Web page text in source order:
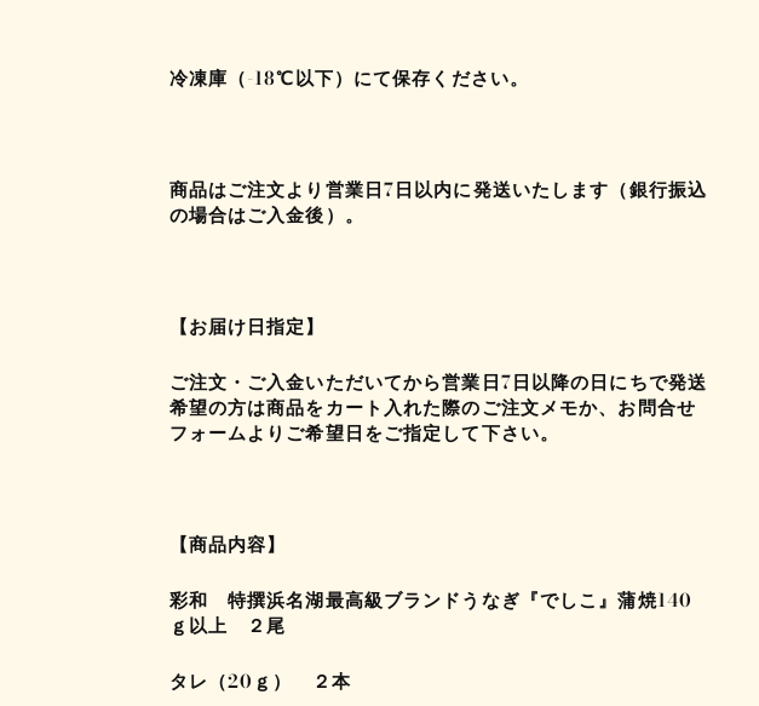
冷凍庫（-18℃以下）にて保存ください。
商品はご注文より営業日7日以内に発送いたします（銀行振込
の場合はご入金後）。
【お届け日指定】
ご注文・ご入金いただいてから営業日7日以降の日にちで発送
希望の方は商品をカート入れた際のご注文メモか、お問合せ
フォームよりご希望日をご指定して下さい。
【商品内容】
彩和 特撰浜名湖最高級ブランドうなぎ『でしこ』蒲焼140
ｇ以上 ２尾
タレ（20ｇ） ２本